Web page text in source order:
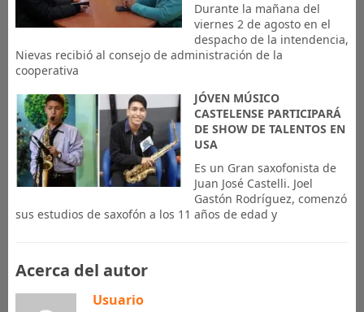
Durante la mañana del
viernes 2 de agosto en el
despacho de la intendencia,
Nievas recibió al consejo de administración de la
cooperativa
JÓVEN MÚSICO
CASTELENSE PARTICIPARÁ
DE SHOW DE TALENTOS EN
USA
Es un Gran saxofonista de
Juan José Castelli. Joel
Gastón Rodríguez, comenzó
sus estudios de saxofón a los 11 años de edad y
Acerca del autor
Usuario